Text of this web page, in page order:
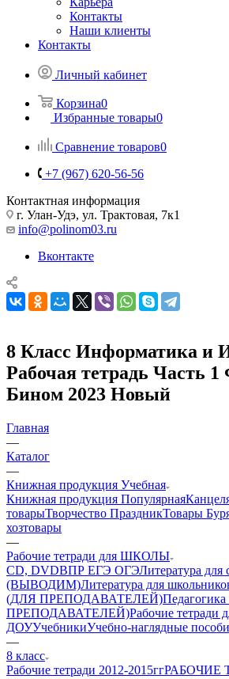
Контакты
Наши клиенты
Контакты
Личный кабинет
Корзина0
Избранные товары0
Сравнение товаров0
+7 (967) 620-56-56
Контактная информация
г. Улан-Удэ, ул. Трактовая, 7к1
info@polinom03.ru
Вконтакте
8 Класс Информатика и
Рабочая тетрадь Часть
Бином 2023 Новый
Главная
—
Каталог
—
Книжная продукция Учебная
Книжная продукция Популярная
товарыТворчество ПраздникТовары
хозтовары
—
Рабочие тетради для ШКОЛЫ
CD, DVDВПР ЕГЭ ОГЭЛитература для
(ВЫВОДИМ)Литература для
(ДЛЯ ПРЕПОДАВАТЕЛЕЙ)
ПРЕПОДАВАТЕЛЕЙ)Рабочие тетради
ДОУУчебникиУчебно-наглядные
—
8 класс
Рабочие тетради 2012-2015ггРАБОЧИЕ